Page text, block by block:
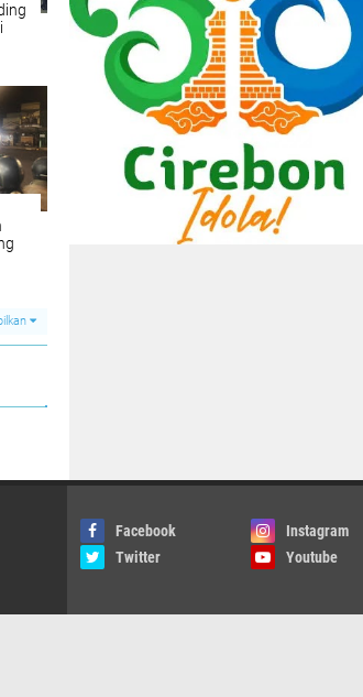
Facebook
Instagram
Twitter
Youtube